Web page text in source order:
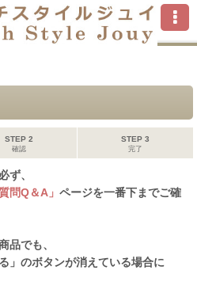
STEP 2
確認
STEP 3
完了
ず、
問Q＆A」 ページを一番下までご確
品でも、
」のボタンが消えている場合に